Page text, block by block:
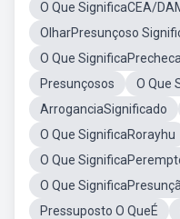
O Que SignificaCEA/
OlharPresunçoso
O Que SignificaPrecheca
Presunçosos
O Que
ArroganciaSignificado
O Que SignificaRorayhu
O Que
O Que
Pressuposto O QueÉ